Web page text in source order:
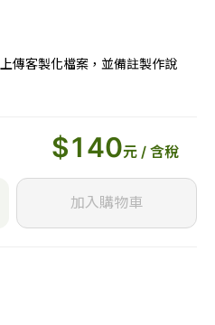
(雙人勿選)
傳客製化檔案，並備註製作說
$140元 / 含稅
加入購物車